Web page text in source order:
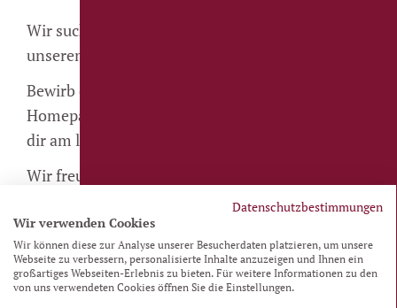
Wir suchen motivierte Unterstützung für
unseren Servicebereich – in Voll- oder Teilzeit.
Bewirb dich ganz einfach hier über unsere
Homepage, telefonisch oder per Post – so, wie es
dir am liebsten ist.
Wir freuen uns darauf, dich kennenzulernen!
Zurück
Datenschutzbestimmungen
Wir verwenden Cookies
Wir können diese zur Analyse unserer Besucherdaten platzieren, um unsere
Webseite zu verbessern, personalisierte Inhalte anzuzeigen und Ihnen ein
großartiges Webseiten-Erlebnis zu bieten. Für weitere Informationen zu den
von uns verwendeten Cookies öffnen Sie die Einstellungen.